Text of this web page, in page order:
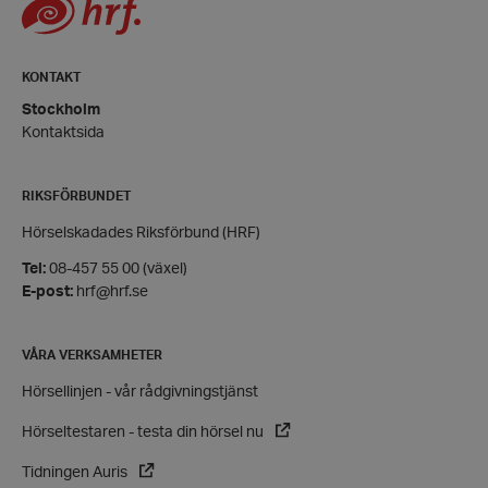
KONTAKT
Stockholm
Kontaktsida
RIKSFÖRBUNDET
Hörselskadades Riksförbund (HRF)
Tel: 08-457 55 00 (växel)
E-post: hrf@hrf.se
VÅRA VERKSAMHETER
Hörsellinjen - vår rådgivningstjänst
Hörseltestaren - testa din hörsel nu
Tidningen Auris
VISITOR_PRIVACY_METADATA